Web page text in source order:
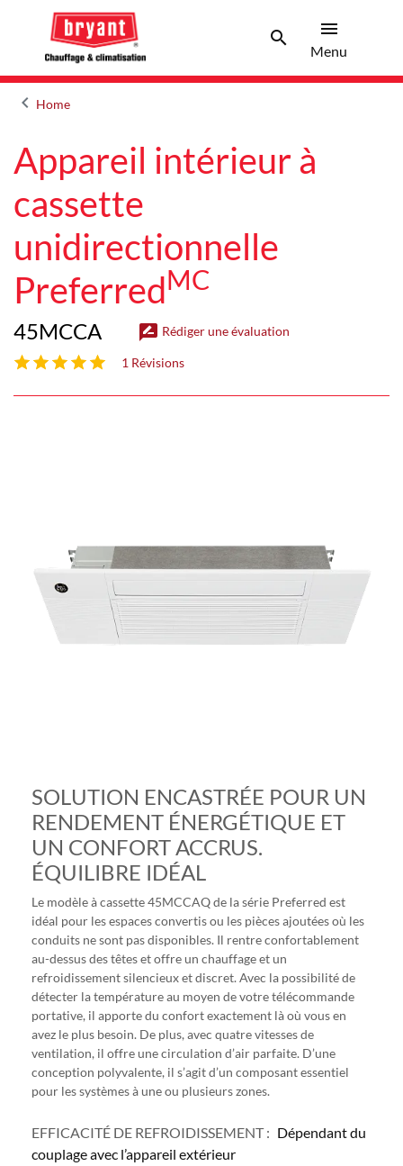
searchSearch
menu
Menu
keyboard_arrow_leftArrow back
Home
Appareil intérieur à
cassette
unidirectionnelle
PreferredMC
45MCCA rate_review Rédiger une évaluation
5 étoiles sur 51 Révisions
SOLUTION ENCASTRÉE POUR UN
RENDEMENT ÉNERGÉTIQUE ET
UN CONFORT ACCRUS.
ÉQUILIBRE IDÉAL
Le modèle à cassette 45MCCAQ de la série Preferred est
idéal pour les espaces convertis ou les pièces ajoutées où les
conduits ne sont pas disponibles. Il rentre confortablement
au-dessus des têtes et offre un chauffage et un
refroidissement silencieux et discret. Avec la possibilité de
détecter la température au moyen de votre télécommande
portative, il apporte du confort exactement là où vous en
avez le plus besoin. De plus, avec quatre vitesses de
ventilation, il offre une circulation d’air parfaite. D’une
conception polyvalente, il s’agit d’un composant essentiel
pour les systèmes à une ou plusieurs zones.
EFFICACITÉ DE REFROIDISSEMENT : Dépendant du
couplage avec l’appareil extérieur